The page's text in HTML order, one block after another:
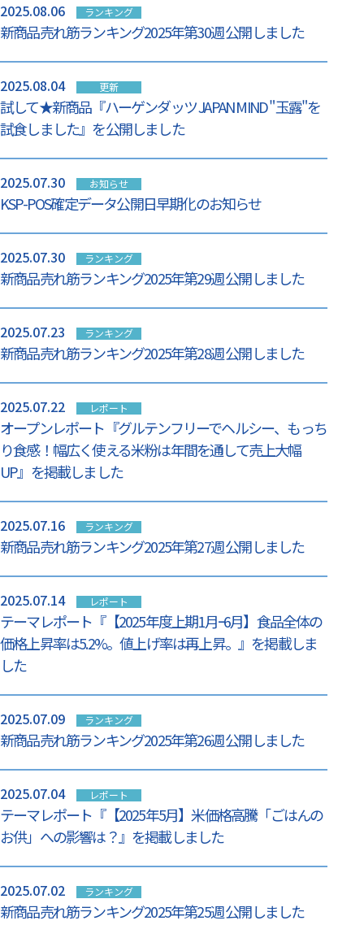
2025.08.06 ランキング
新商品売れ筋ランキング2025年第30週 公開しました
2025.08.04 更新
試して★新商品『ハーゲンダッツ JAPAN MIND "玉露"を
試食しました』を公開しました
2025.07.30 お知らせ
KSP-POS確定データ公開日早期化のお知らせ
2025.07.30 ランキング
新商品売れ筋ランキング2025年第29週 公開しました
2025.07.23 ランキング
新商品売れ筋ランキング2025年第28週 公開しました
2025.07.22 レポート
オープンレポート『グルテンフリーでヘルシー、もっち
り食感！幅広く使える米粉は年間を通して売上大幅
UP』を掲載しました
2025.07.16 ランキング
新商品売れ筋ランキング2025年第27週 公開しました
2025.07.14 レポート
テーマレポート『【2025年度上期1月ｰ6月】食品全体の
価格上昇率は5.2%。値上げ率は再上昇。』を掲載しま
した
2025.07.09 ランキング
新商品売れ筋ランキング2025年第26週 公開しました
2025.07.04 レポート
テーマレポート『【2025年5月】米価格高騰「ごはんの
お供」への影響は？』を掲載しました
2025.07.02 ランキング
新商品売れ筋ランキング2025年第25週 公開しました